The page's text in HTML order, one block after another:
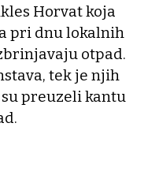
Horvat koja
pri dnu lokalnih
otpad.
tek je njih
preuzeli kantu